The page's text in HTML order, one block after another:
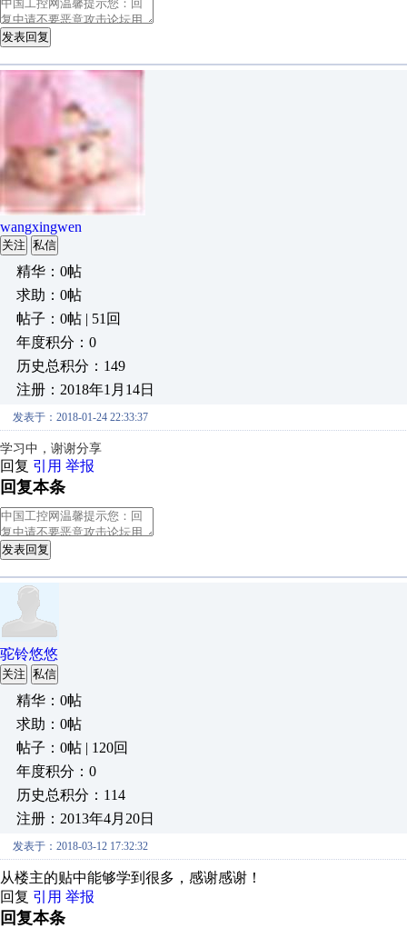
发表回复
wangxingwen
关注 私信
精华：0帖
求助：0帖
帖子：0帖 | 51回
年度积分：0
历史总积分：149
注册：2018年1月14日
发表于：2018-01-24 22:33:37
学习中，谢谢分享
回复 引用 举报
回复本条
发表回复
驼铃悠悠
关注 私信
精华：0帖
求助：0帖
帖子：0帖 | 120回
年度积分：0
历史总积分：114
注册：2013年4月20日
发表于：2018-03-12 17:32:32
从楼主的贴中能够学到很多，感谢感谢！
回复 引用 举报
回复本条